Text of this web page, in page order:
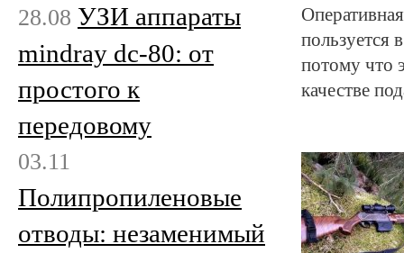
пользуется
потому что
качестве
28.08 УЗИ аппараты
mindray dc-80: от
простого к
передовому
03.11
Полипропиленовые
отводы: незаменимый